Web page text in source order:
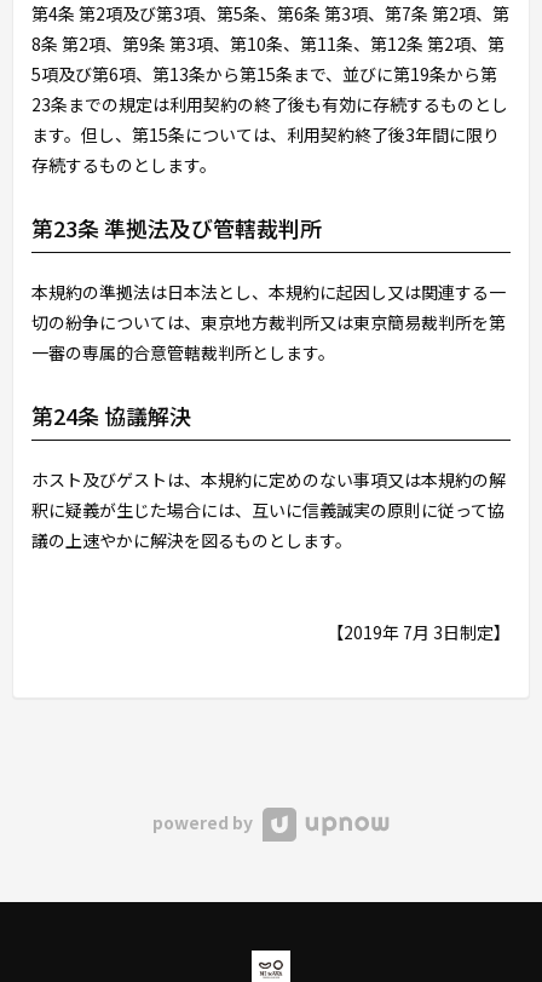
第4条 第2項及び第3項、第5条、第6条 第3項、第7条 第2項、第
8条 第2項、第9条 第3項、第10条、第11条、第12条 第2項、第
5項及び第6項、第13条から第15条まで、並びに第19条から第
23条までの規定は利用契約の終了後も有効に存続するものとし
ます。但し、第15条については、利用契約終了後3年間に限り
存続するものとします。
第23条 準拠法及び管轄裁判所
本規約の準拠法は日本法とし、本規約に起因し又は関連する一
切の紛争については、東京地方裁判所又は東京簡易裁判所を第
一審の専属的合意管轄裁判所とします。
第24条 協議解決
ホスト及びゲストは、本規約に定めのない事項又は本規約の解
釈に疑義が生じた場合には、互いに信義誠実の原則に従って協
議の上速やかに解決を図るものとします。
【2019年 7月 3日制定】
powered by